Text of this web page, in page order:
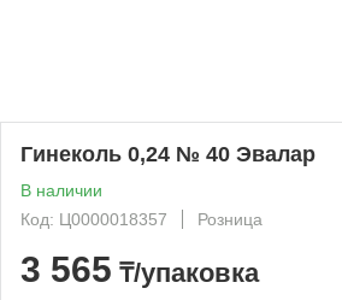
Гинеколь 0,24 № 40 Эвалар
В наличии
Код: Ц0000018357
Розница
3 565 ₸/упаковка